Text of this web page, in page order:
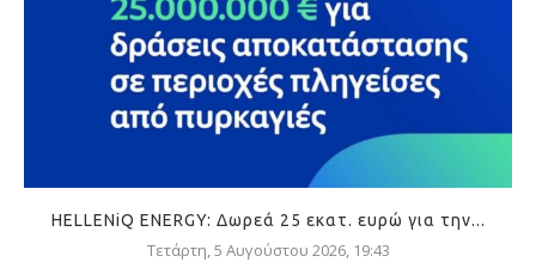
HELLENiQ ENERGY: Δωρεά 25 εκατ. ευρώ για την...
Τετάρτη, 5 Αυγούστου 2026, 19:43